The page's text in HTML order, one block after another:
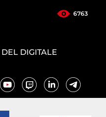
6763
DIGITALE